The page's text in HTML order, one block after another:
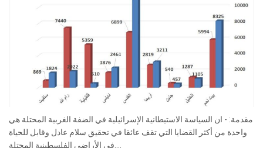
مقدمة: - ان السياسة الاستيطانية الإسرائيلية في الضفة الغربية المحتلة هي
واحدة من أكثر القضايا التي تقف عائقا في تحقيق سلام عادل وقابل للحياة